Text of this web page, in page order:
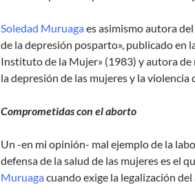
Soledad Muruagaes asimismo autora
de la depresión posparto», publicado en
Instituto de la Mujer» (1983) y autora
la depresión de las mujeres y la violencia
Comprometidas con el aborto
Un -en mi opinión- mal ejemplo de la
defensa de la salud de las mujeres es el
Muruagacuando exige la legalización